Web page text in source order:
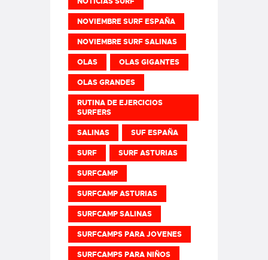
NOVIEMBRE SURF ESPAÑA
NOVIEMBRE SURF SALINAS
OLAS OLAS GIGANTES
OLAS GRANDES
RUTINA DE EJERCICIOS
SURFERS
SALINAS SUF ESPAÑA
SURF SURF ASTURIAS
SURFCAMP
SURFCAMP ASTURIAS
SURFCAMP SALINAS
SURFCAMPS PARA JOVENES
SURFCAMPS PARA NIÑOS